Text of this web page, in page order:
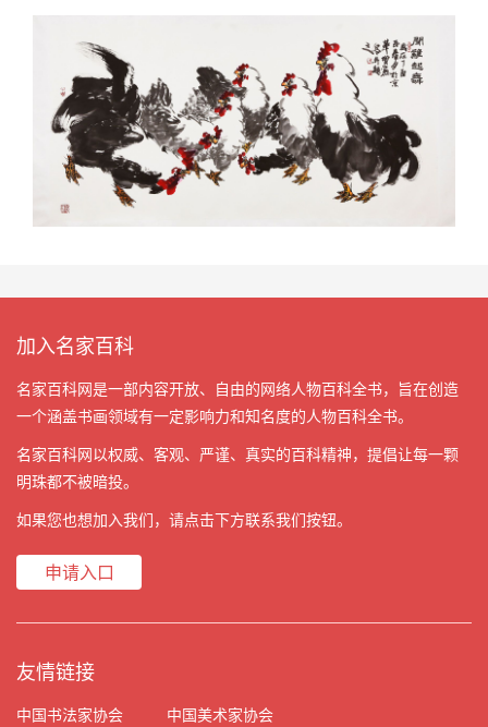
加入名家百科
名家百科网是一部内容开放、自由的网络人物百科全书，旨在创造
一个涵盖书画领域有一定影响力和知名度的人物百科全书。
名家百科网以权威、客观、严谨、真实的百科精神，提倡让每一颗
明珠都不被暗投。
如果您也想加入我们，请点击下方联系我们按钮。
申请入口
友情链接
中国书法家协会 中国美术家协会